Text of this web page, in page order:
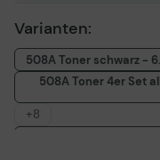
Farblaser (B5L54A)
HP Color LaserJet
(B5L49A)
HP Color LaserJet
(B5L39A)
HP Color LaserJet
Varianten:
508A Toner schwarz -
508A Toner 4er Set
+8